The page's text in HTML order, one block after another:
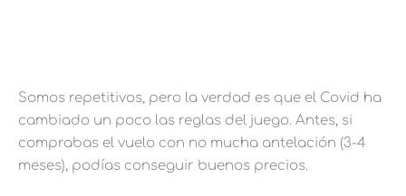
Somos repetitivos, pero la verdad es que el Covid ha
cambiado un poco las reglas del juego. Antes, si
comprabas el vuelo con no mucha antelación (3-4
meses), podías conseguir buenos precios.